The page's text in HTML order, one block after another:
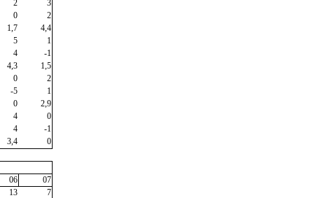
2
3
0
2
1,7
4,4
5
1
4
-1
4,3
1,5
0
2
-5
1
0
2,9
4
0
4
-1
3,4
0
06
07
13
7